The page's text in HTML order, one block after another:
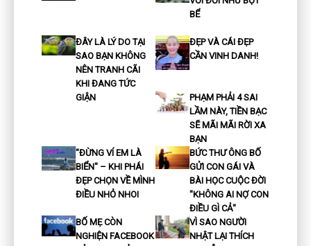
BỂ
ĐÂY LÀ LÝ DO TẠI
SAO BẠN KHÔNG
NÊN TRANH CÃI
KHI ĐANG TỨC
GIẬN
ĐẸP VÀ CÁI ĐẸP
CẦN VINH DANH!
PHẠM PHẢI 4 SAI
LẦM NÀY, TIỀN BẠC
SẼ MÃI MÃI RỜI XA
BẠN
"ĐỪNG VÍ EM LÀ
BIỂN" – KHI PHÁI
ĐẸP CHỌN VỀ MÌNH
ĐIỀU NHỎ NHOI
BỨC THƯ ÔNG BỐ
GỬI CON GÁI VÀ
BÀI HỌC CUỘC ĐỜI
"KHÔNG AI NỢ CON
ĐIỀU GÌ CẢ"
BỐ MẸ CÒN
NGHIỆN FACEBOOK
VÌ SAO NGƯỜI
NHẬT LẠI THÍCH